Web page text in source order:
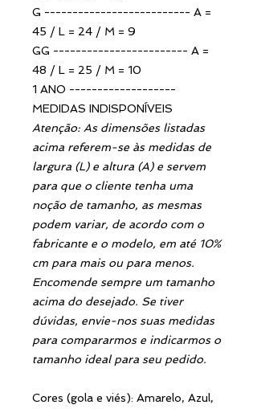
G -------------------------- A =
45 / L = 24 / M = 9
GG ------------------------ A =
48 / L = 25 / M = 10
1 ANO -------------------
MEDIDAS INDISPONÍVEIS
Atenção: As dimensões listadas
acima referem-se às medidas de
largura (L) e altura (A) e servem
para que o cliente tenha uma
noção de tamanho, as mesmas
podem variar, de acordo com o
fabricante e o modelo, em até 10%
cm para mais ou para menos.
Encomende sempre um tamanho
acima do desejado. Se tiver
dúvidas, envie-nos suas medidas
para compararmos e indicarmos o
tamanho ideal para seu pedido.
Cores (gola e viés): Amarelo, Azul,